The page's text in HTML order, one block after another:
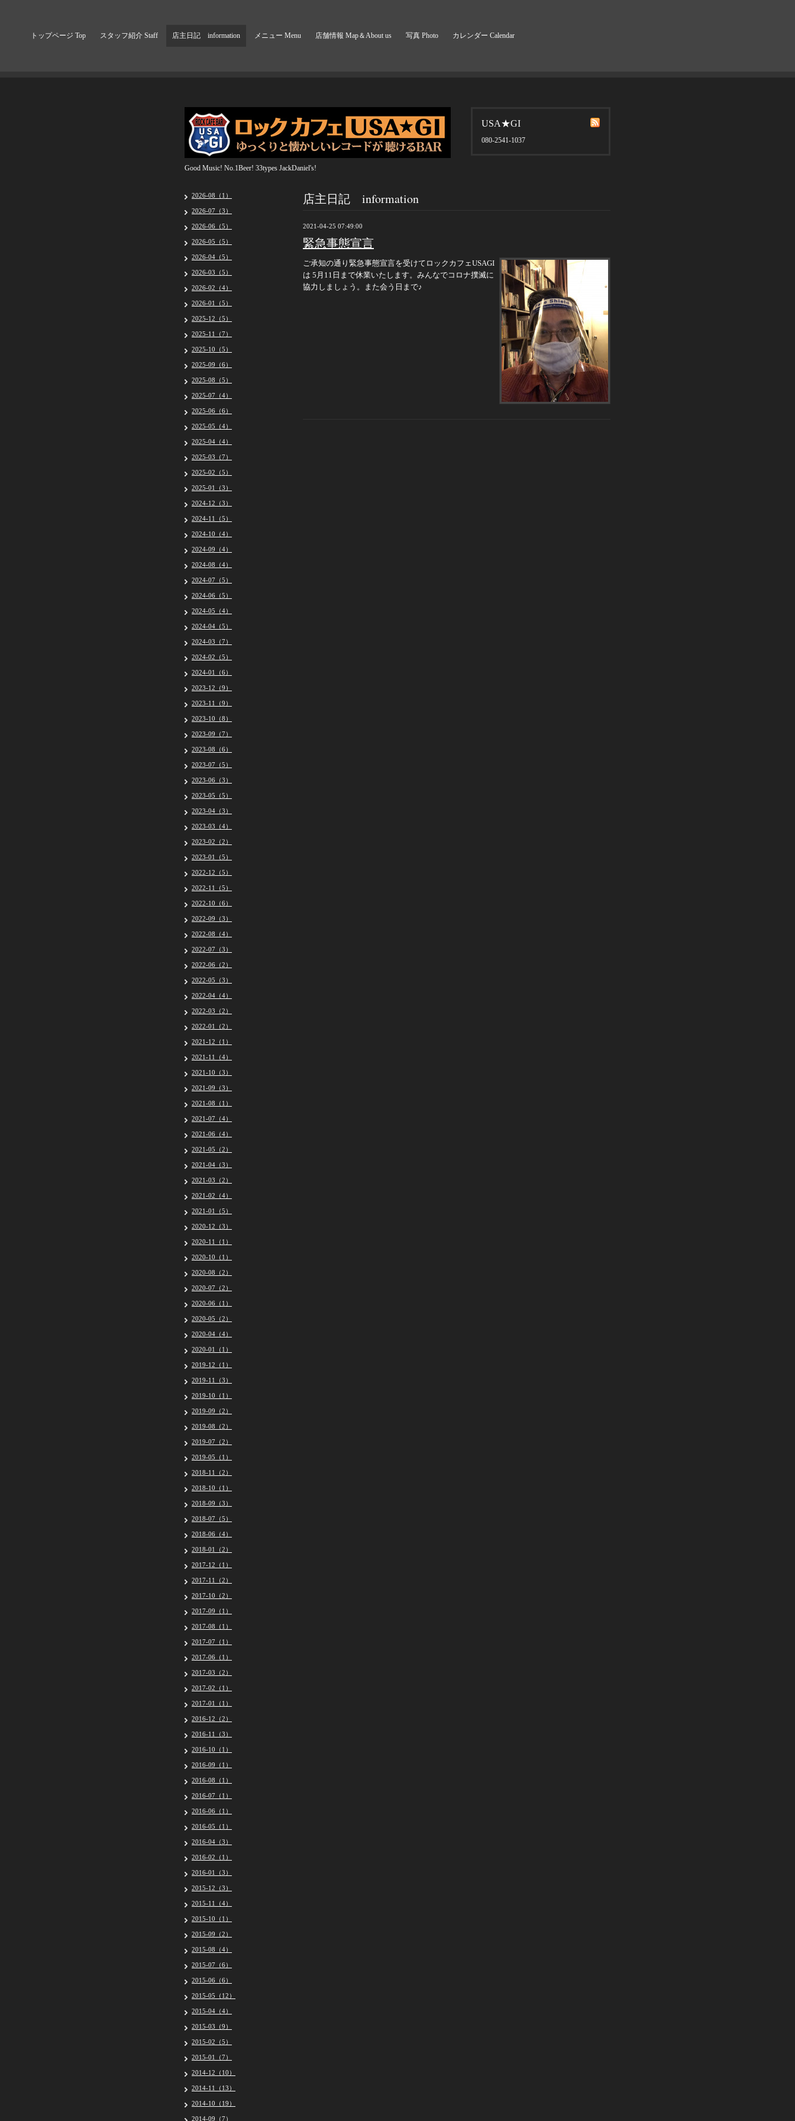
トップページ Top スタッフ紹介 Staff 店主日記 information メニュー Menu 店舗情報 Map＆About us 写真 Photo カレンダー Calendar
USA★GI
080-2541-1037
Good Music! No.1Beer! 33types JackDaniel's!
店主日記 information
2021-04-25 07:49:00
緊急事態宣言
ご承知の通り緊急事態宣言を受けてロックカフェUSAGI
は 5月11日まで休業いたします。みんなでコロナ撲滅に
協力しましょう。また会う日まで♪
2026-08（1）
2026-07（3）
2026-06（5）
2026-05（5）
2026-04（5）
2026-03（5）
2026-02（4）
2026-01（5）
2025-12（5）
2025-11（7）
2025-10（5）
2025-09（6）
2025-08（5）
2025-07（4）
2025-06（6）
2025-05（4）
2025-04（4）
2025-03（7）
2025-02（5）
2025-01（3）
2024-12（3）
2024-11（5）
2024-10（4）
2024-09（4）
2024-08（4）
2024-07（5）
2024-06（5）
2024-05（4）
2024-04（5）
2024-03（7）
2024-02（5）
2024-01（6）
2023-12（9）
2023-11（9）
2023-10（8）
2023-09（7）
2023-08（6）
2023-07（5）
2023-06（3）
2023-05（5）
2023-04（3）
2023-03（4）
2023-02（2）
2023-01（5）
2022-12（5）
2022-11（5）
2022-10（6）
2022-09（3）
2022-08（4）
2022-07（3）
2022-06（2）
2022-05（3）
2022-04（4）
2022-03（2）
2022-01（2）
2021-12（1）
2021-11（4）
2021-10（3）
2021-09（3）
2021-08（1）
2021-07（4）
2021-06（4）
2021-05（2）
2021-04（3）
2021-03（2）
2021-02（4）
2021-01（5）
2020-12（3）
2020-11（1）
2020-10（1）
2020-08（2）
2020-07（2）
2020-06（1）
2020-05（2）
2020-04（4）
2020-01（1）
2019-12（1）
2019-11（3）
2019-10（1）
2019-09（2）
2019-08（2）
2019-07（2）
2019-05（1）
2018-11（2）
2018-10（1）
2018-09（3）
2018-07（5）
2018-06（4）
2018-01（2）
2017-12（1）
2017-11（2）
2017-10（2）
2017-09（1）
2017-08（1）
2017-07（1）
2017-06（1）
2017-03（2）
2017-02（1）
2017-01（1）
2016-12（2）
2016-11（3）
2016-10（1）
2016-09（1）
2016-08（1）
2016-07（1）
2016-06（1）
2016-05（1）
2016-04（3）
2016-02（1）
2016-01（3）
2015-12（3）
2015-11（4）
2015-10（1）
2015-09（2）
2015-08（4）
2015-07（6）
2015-06（6）
2015-05（12）
2015-04（4）
2015-03（9）
2015-02（5）
2015-01（7）
2014-12（10）
2014-11（13）
2014-10（19）
2014-09（7）